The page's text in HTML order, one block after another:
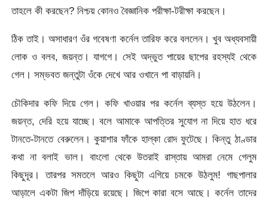
তাহলে কী করছেন? নিশ্চয় কোনও বৈজ্ঞানিক পরীক্ষা-টরীক্ষা করছেন।
ঠিক তাই। অসাধারণ ওঁর গবেষণা কর্নেল তারিফ করে বললেন। খুব অধ্যবসায়ী
লোক ও বলব, জয়ন্ত। যাগগে। সেই অদ্ভুত পায়ের ছাপের রহস্যই থেকে
গেল। সম্ভবত জন্তুটা ওঁকে দেখে আর ওখানে পা বাড়ায়নি।
চৌকিদার কফি দিয়ে গেল। কফি খাওয়ার পর কর্নেল ব্যস্ত হয়ে উঠলেন।
জয়ন্ত, দেরি হয়ে যাচ্ছে। বলে আমাকে আপত্তির সুযোগ না দিয়ে হাত ধরে
টানতে-টানতে বেরুলেন। কুয়াশার ফাঁকে হাল্কা রোদ ফুটেছে। কিন্তু ঠাণ্ডার
কথা না বলাই ভাল। বাংলো থেকে উতরাই রাস্তায় আমরা নেমে গেলুম
কিছুদূর। তারপর সমতলে আরও কিছুটা এগিয়ে চমকে উঠলুম! গাছপালার
আড়ালে একটা জিপ দাঁড়িয়ে রয়েছে। জিপে কারা বসে আছে। কর্নেল তাদের